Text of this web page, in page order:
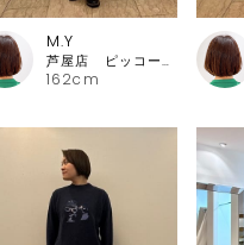
162cm
M.Y
芦屋店 ピッコーネ・ピッコーネクラブ